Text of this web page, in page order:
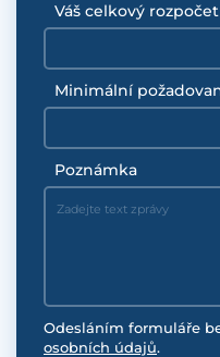
Váš celkový
Minimální
Poznámka
Odesláním formuláře
osobních údajů.